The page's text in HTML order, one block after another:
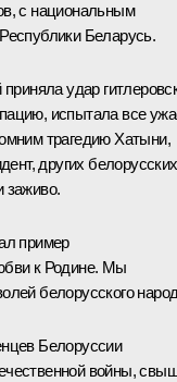
с национальным
Беларусь.
удар
испытала все
трагедию Хатыни,
других белорусских
заживо.
пример
к Родине. Мы
белорусского
Белоруссии
войны,